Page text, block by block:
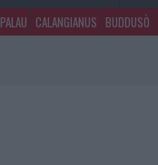
PALAU CALANGIANUS BUDDUSÒ